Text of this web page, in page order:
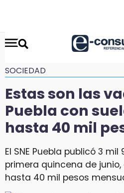
SOCIEDAD
Estas son las
Puebla con
hasta 40 mil
El SNE Puebla publicó 3
primera quincena de
hasta 40 mil pesos